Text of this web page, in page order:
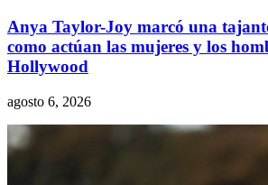
Anya Taylor-Joy marcó una
como actúan las mujeres y los
Hollywood
agosto 6, 2026